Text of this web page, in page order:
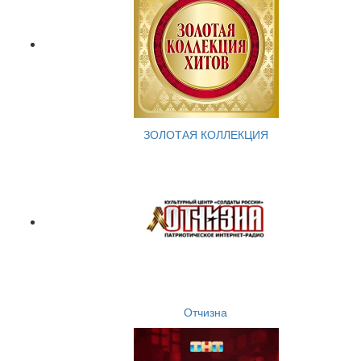
ЗОЛОТАЯ КОЛЛЕКЦИЯ
Отчизна